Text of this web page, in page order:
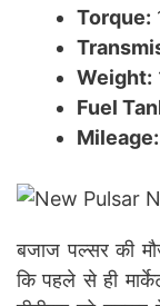
Torque:
Weight:
Fuel
Mileage:
बजाज पल्सर की
कि पहले से ही